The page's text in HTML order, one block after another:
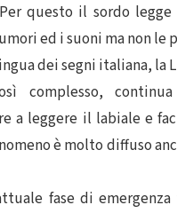
questo il sordo
ed i suoni ma non le
dei segni italiana, la
complesso,
a leggere il labiale e
è molto diffuso
fase di